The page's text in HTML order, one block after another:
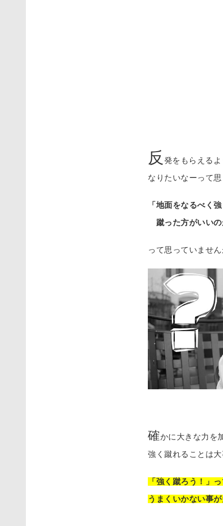
反 発をもらえる
なりたいなーって
「地面をなるべく
蹴った方がいいの
って思っていませ
確かに大きな力を
強く蹴れることは
「強く蹴ろう！」
うまくいかない事